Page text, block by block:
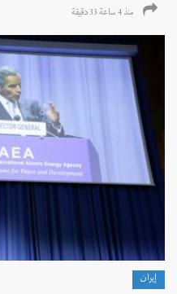
منذ 4 ساعة 33 دقیقة
إيران